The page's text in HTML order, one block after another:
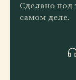
Сделано под
самом деле.